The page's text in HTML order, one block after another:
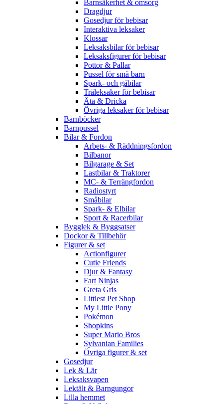
Barnsäkerhet & omsorg
Dragdjur
Gosedjur för bebisar
Interaktiva leksaker
Klossar
Leksaksbilar för bebisar
Leksaksfigurer för bebisar
Pottor & Pallar
Pussel för små barn
Spark- och gåbilar
Träleksaker för bebisar
Äta & Dricka
Övriga leksaker för bebisar
Barnböcker
Barnpussel
Bilar & Fordon
Arbets- & Räddningsfordon
Bilbanor
Bilgarage & Set
Lastbilar & Traktorer
MC- & Terrängfordon
Radiostyrt
Småbilar
Spark- & Elbilar
Sport & Racerbilar
Bygglek & Byggsatser
Dockor & Tillbehör
Figurer & set
Actionfigurer
Cutie Friends
Djur & Fantasy
Fart Ninjas
Greta Gris
Littlest Pet Shop
My Little Pony
Pokémon
Shopkins
Super Mario Bros
Sylvanian Families
Övriga figurer & set
Gosedjur
Lek & Lär
Leksaksvapen
Lektält & Barngungor
Lilla hemmet